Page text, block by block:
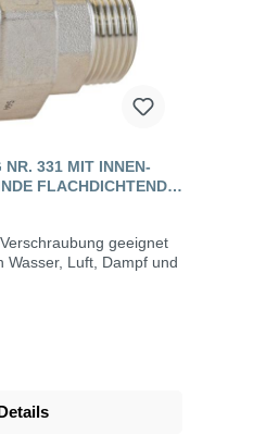
NR. 331 MIT INNEN-
FLACHDICHTEND, E
geeignet
Wasser, Luft, Dampf und